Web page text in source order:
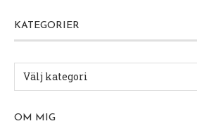
KATEGORIER
OM MIG